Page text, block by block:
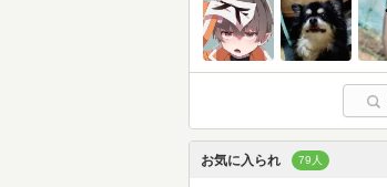
お気に入られ 79人